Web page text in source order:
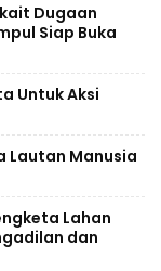
Dugaan
Siap Buka
Untuk Aksi
Lautan Manusia
Lahan
dan